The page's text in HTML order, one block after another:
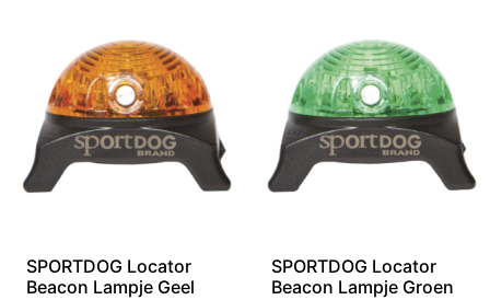
SPORTDOG Locator
Beacon Lampje Geel
SPORTDOG Locator
Beacon Lampje Groen